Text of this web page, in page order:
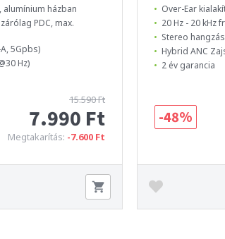
házban
PDC, max.
5Gpbs)
Hz)
15.590 Ft
7.990 Ft
Megtakarítás: -7.600 Ft
Over-Ear
20 Hz - 20 kHz
Stereo hangzás
Hybrid ANC
2 év garancia
-48%